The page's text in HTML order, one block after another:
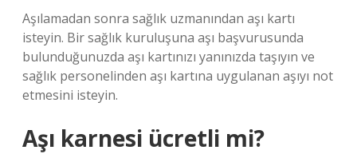
Aşılamadan sonra sağlık uzmanından aşı kartı
isteyin. Bir sağlık kuruluşuna aşı başvurusunda
bulunduğunuzda aşı kartınızı yanınızda taşıyın ve
sağlık personelinden aşı kartına uygulanan aşıyı not
etmesini isteyin.
Aşı karnesi ücretli mi?